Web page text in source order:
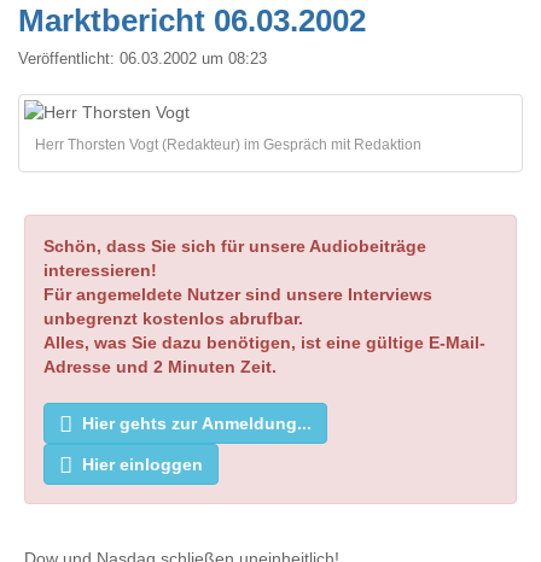
Marktbericht 06.03.2002
Veröffentlicht: 06.03.2002 um 08:23
Herr Thorsten Vogt (Redakteur) im Gespräch mit Redaktion
Schön, dass Sie sich für unsere Audiobeiträge
interessieren!
Für angemeldete Nutzer sind unsere Interviews
unbegrenzt kostenlos abrufbar.
Alles, was Sie dazu benötigen, ist eine gültige E-Mail-
Adresse und 2 Minuten Zeit.
Hier gehts zur Anmeldung...
Hier einloggen
Dow und Nasdaq schließen uneinheitlich!